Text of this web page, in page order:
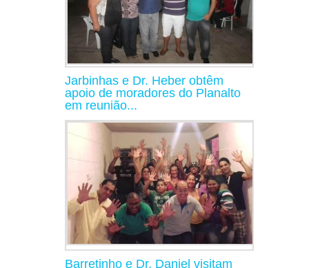
Jarbinhas e Dr. Heber obtêm
apoio de moradores do Planalto
em reunião...
Barretinho e Dr. Daniel visitam